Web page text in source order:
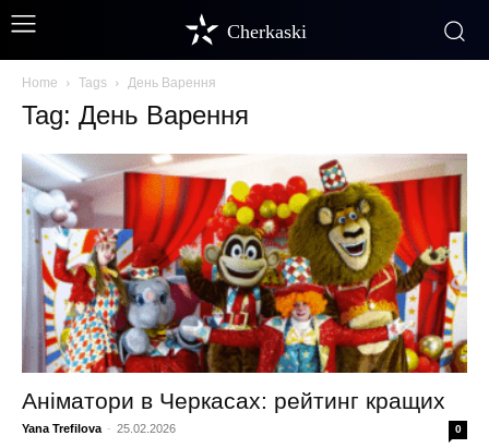
Cherkaski
Home Tags День Варення
Tag: День Варення
Аніматори в Черкасах: рейтинг кращих
Yana Trefilova - 25.02.2026 0